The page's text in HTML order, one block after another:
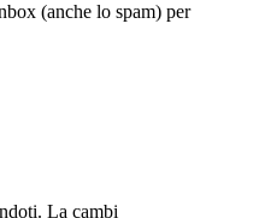
(anche lo spam) per
La cambi